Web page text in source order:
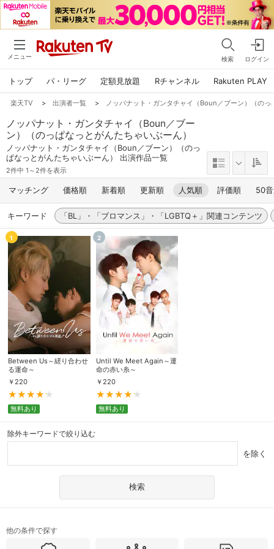
メニュー 検索 ログイン
トップ パ・リーグ 定額見放題 Rチャンネル Rakuten PLAY
楽天TV > 出演者一覧 > ノッパナット・ガンタチャイ（Boun／ブーン）（の
ノッパナット・ガンタチャイ（Boun／ブー
ン）（のっぱなっとがんたちゃいぶーん）
ノッパナット・ガンタチャイ（Boun／ブーン）（のっ
ぱなっとがんたちゃいぶーん） 出演作品一覧
2件中 1～2件を表示
マッチング 価格順 新着順 更新順 人気順 評価順 50
キーワード 「BL」・「ブロマンス」・「LGBTQ＋」関連コンテンツ
1
Between Us～縒り合わせ
る運命～
￥ 220
無料あり
2
Until We Meet Again～運
命の赤い糸～
￥ 220
無料あり
除外キーワードで絞り込む
を除く
他の条件で探す